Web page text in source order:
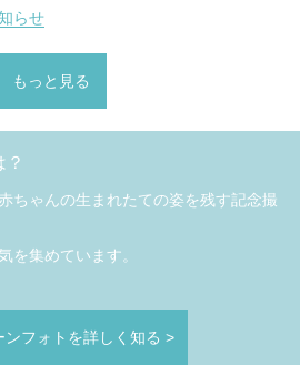
らせ
もっと見る
ちゃんの生まれたての姿を残す記念撮
を集めています。
ンフォトを詳しく知る >